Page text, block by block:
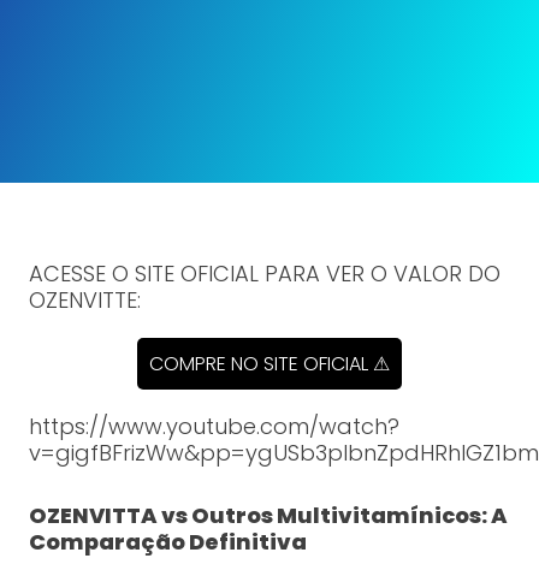
ACESSE O SITE OFICIAL PARA VER O VALOR DO
OZENVITTE:
COMPRE NO SITE OFICIAL ⚠
https://www.youtube.com/watch?
OZENVITTA vs Outros Multivitamínicos: A
Comparação Definitiva